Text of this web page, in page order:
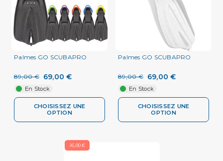
Palmes GO SCUBAPRO
89,00 € 69,00 €
En Stock
CHOISISSEZ UNE
OPTION
Palmes GO SCUBAPRO
89,00 € 69,00 €
En Stock
CHOISISSEZ UNE
OPTION
-16,00 €